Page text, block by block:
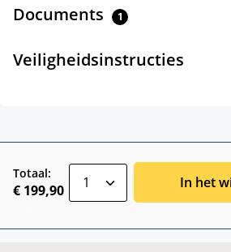
Documents 1
Veiligheidsinstructies
Totaal:
€ 199,90 In het